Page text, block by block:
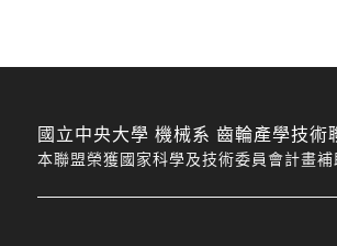
國立中央大學 機械系 齒輪產學技術
本聯盟榮獲國家科學及技術委員會計畫補